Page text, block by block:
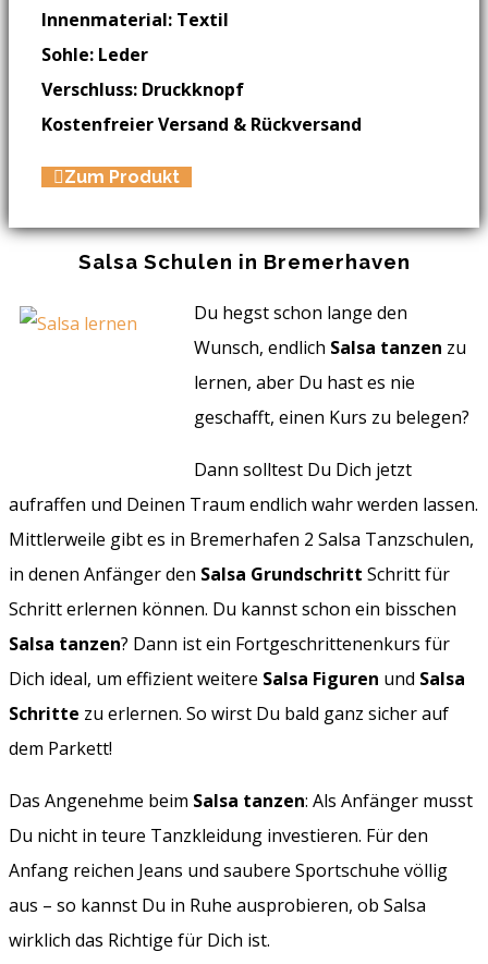
Innenmaterial: Textil
Sohle: Leder
Verschluss: Druckknopf
Kostenfreier Versand & Rückversand
Zum Produkt
Salsa Schulen in Bremerhaven
Du hegst schon lange den
Wunsch, endlich Salsa tanzen zu
lernen, aber Du hast es nie
geschafft, einen Kurs zu belegen?
Dann solltest Du Dich jetzt
aufraffen und Deinen Traum endlich wahr werden lassen.
Mittlerweile gibt es in Bremerhafen 2 Salsa Tanzschulen,
in denen Anfänger den Salsa Grundschritt Schritt für
Schritt erlernen können. Du kannst schon ein bisschen
Salsa tanzen? Dann ist ein Fortgeschrittenenkurs für
Dich ideal, um effizient weitere Salsa Figuren und Salsa
Schritte zu erlernen. So wirst Du bald ganz sicher auf
dem Parkett!
Das Angenehme beim Salsa tanzen: Als Anfänger musst
Du nicht in teure Tanzkleidung investieren. Für den
Anfang reichen Jeans und saubere Sportschuhe völlig
aus – so kannst Du in Ruhe ausprobieren, ob Salsa
wirklich das Richtige für Dich ist.